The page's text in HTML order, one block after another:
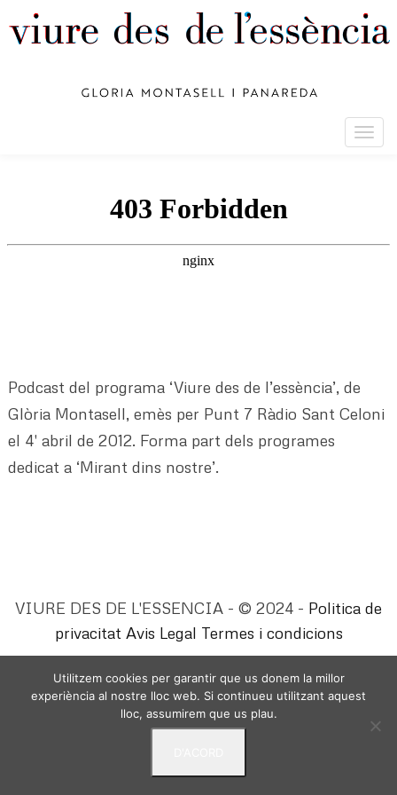
Podcast del programa ‘Viure des de l’essència’, de
Glòria Montasell, emès per Punt 7 Ràdio Sant Celoni
el 4′ abril de 2012. Forma part dels programes
dedicat a ‘Mirant dins nostre’.
VIURE DES DE L'ESSENCIA - © 2024 - Politica de
privacitat Avis Legal Termes i condicions
Utilitzem cookies per garantir que us donem la millor
experiència al nostre lloc web. Si continueu utilitzant aquest
lloc, assumirem que us plau.